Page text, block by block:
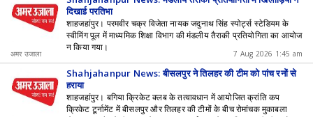
दिखाई प्रतिभा
शाहजहांपुर। परमवीर चक्र विजेता नायक जदुनाथ सिंह स्पोर्ट्स स्टेडियम के
स्वीमिंग पूल में माध्यमिक शिक्षा विभाग की मंडलीय तैराकी प्रतियोगिता का आयोज
न किया गया।
अमर उजाला 7 Aug 2026 1:45 am
Shahjahanpur News: बीसलपुर ने तिलहर की टीम को पांच रनों से
हराया
शाहजहांपुर। बगिया क्रिकेट क्लब के तत्वावधान में आयोजित क्रांति कप
क्रिकेट टूर्नामेंट में बीसलपुर और तिलहर की टीमों के बीच रोमांचक मुकाबला